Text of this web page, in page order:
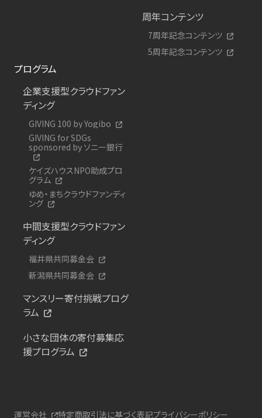
周年コンテンツ
7周年記念コンテンツ
5周年記念コンテンツ
プログラム
企業支援型クラウドファン
ディング
GIVING 100 by Yogibo
GIVING for SDGs
sponsored by ソニー銀行
ケイズハウスNPO助成プロ
グラム
ゆめ・まちクラウドファンディ
ング
中間支援型クラウドファン
ディング
福井県共同募金会
新潟県共同募金会
マンスリー寄付挑戦プログ
ラム
小さな団体の寄付募集応
援プログラム
運営会社 特定商取引法に基づく表記プライバシーポリシー